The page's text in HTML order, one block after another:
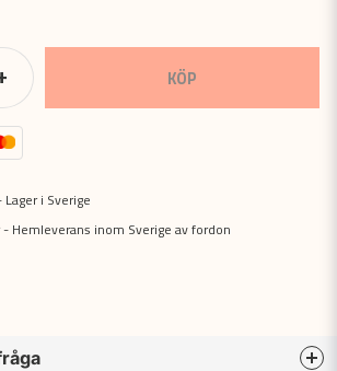
KÖP
i Sverige
Hemleverans inom Sverige av fordon